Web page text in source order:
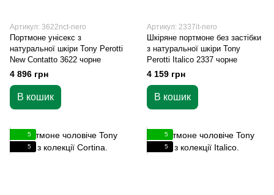
Артикул: 3622nct-nero
Портмоне унісекс з
натуральної шкіри Tony Perotti
New Contatto 3622 чорне
4 896 грн
В кошик
Артикул: 2337it-nero
Шкіряне портмоне без застібки
з натуральної шкіри Tony
Perotti Italico 2337 чорне
4 159 грн
В кошик
5
5
5
5